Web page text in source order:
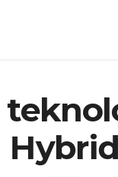
Hybrid